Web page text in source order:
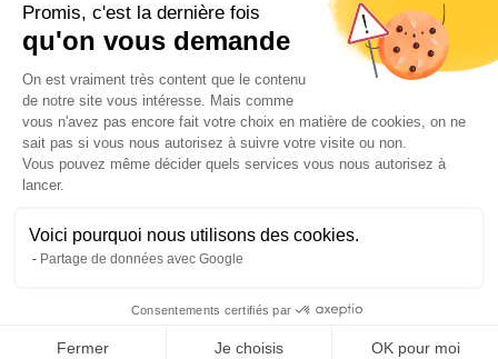
Promis, c'est la dernière fois
qu'on vous demande
Plateforme de Gestion du
On est vraiment très content que le contenu
de notre site vous intéresse. Mais comme
vous n'avez pas encore fait votre choix en matière de cookies, on ne
sait pas si vous nous autorisez à suivre votre visite ou non.
Vous pouvez même décider quels services vous nous autorisez à
lancer.
Voici pourquoi nous utilisons des cookies.
Partage de données avec Google
Consentements certifiés par
Fermer Je choisis OK pour moi
Axeptio consent
octobre 2025
août 2025
juillet 2025
juin 2025
avril 2025